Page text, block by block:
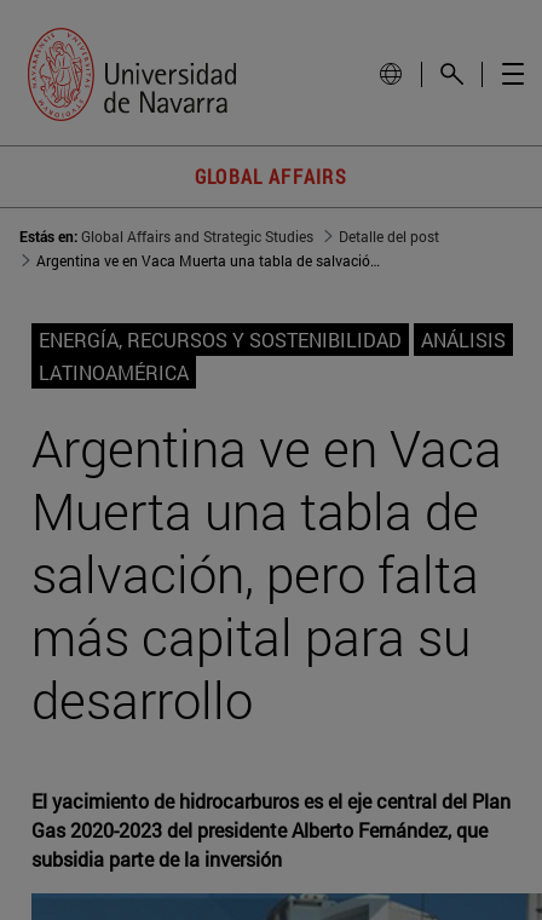
GLOBAL AFFAIRS
Estás en:Global Affairs and Strategic Studies
Detalle del post
Argentina ve en Vaca Muerta una tabla de salvación, pero falta más capital para su desarrollo
ENERGÍA, RECURSOS Y SOSTENIBILIDAD
ANÁLISIS
LATINOAMÉRICA
Argentina ve en Vaca
Muerta una tabla de
salvación, pero falta
más capital para su
desarrollo
El yacimiento de hidrocarburos es el eje central del Plan
Gas 2020-2023 del presidente Alberto Fernández, que
subsidia parte de la inversión